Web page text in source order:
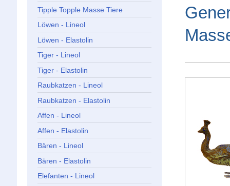
Tipple Topple Masse Tiere
Löwen - Lineol
Löwen - Elastolin
Tiger - Lineol
Tiger - Elastolin
Raubkatzen - Lineol
Raubkatzen - Elastolin
Affen - Lineol
Affen - Elastolin
Bären - Lineol
Bären - Elastolin
Elefanten - Lineol